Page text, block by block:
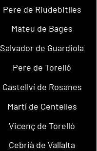
Pere de Riudebitlles
Mateu de Bages
Salvador de Guardiola
Pere de Torelló
Castellví de Rosanes
Martí de Centelles
Vicenç de Torelló
Cebrià de Vallalta